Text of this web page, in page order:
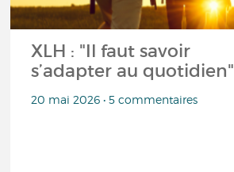
XLH : "Il faut savoir
s’adapter au quotidien"
20 mai 2026 • 5 commentaires